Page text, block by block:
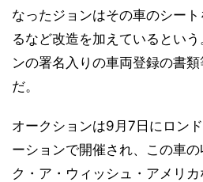
なったジョンはその車のシー
るなど改造を加えているとい
ンの署名入りの車両登録の書
だ。
オークションは9月7日にロン
ーションで開催され、この車
ク・ア・ウィッシュ・アメリ